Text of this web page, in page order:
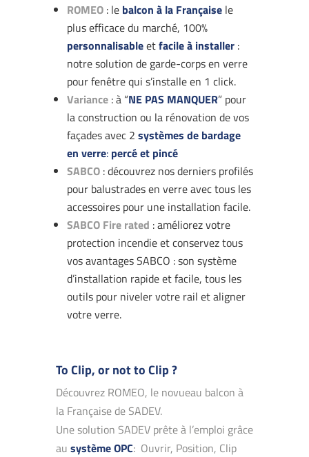
ROMEO : lebalcon à la Françaisele
plus efficace du marché, 100%
personnalisableetfacile à installer :
notre solution de garde-corps en verre
pour fenêtre qui s’installe en 1 click.
Variance : à “NE PAS MANQUER” pour
la construction ou la rénovation de vos
façades avec 2 systèmes de bardage
en verre: percé et pincé
SABCO: découvrez nos derniers profilés
pour balustrades en verre avec tous les
accessoires pour une installation facile.
SABCO Fire rated : améliorez votre
protection incendie et conservez tous
vos avantages SABCO : son système
d’installation rapide et facile, tous les
outils pour niveler votre rail et aligner
votre verre.
To Clip, or not to Clip ?
Découvrez ROMEO, le novueau balcon à
la Française de SADEV.
Une solution SADEV prête à l’emploi grâce
au système OPC: Ouvrir, Position, Clip